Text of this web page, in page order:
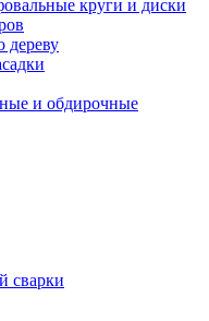
круги и диски
дереву
и обдирочные
сварки